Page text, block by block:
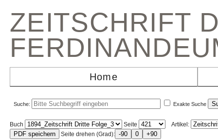
ZEITSCHRIFT
Home
Suche: Exakte Suche
Buch Seite
Artikel:
Seite drehen (Grad):